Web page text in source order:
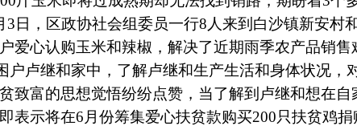
，区政协社会组委员一行8人来到白沙镇新安村
爱心认购玉米和辣椒，解决了近期雨季农产品销售
户卢继和家中，了解卢继和生产生活和身体状况，
致富的思想觉悟纷纷点赞，当了解到卢继和想在
表示将在6月份筹集爱心扶贫款购买200只扶贫鸡